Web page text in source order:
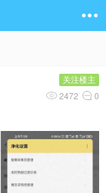
关注楼主
2472 0